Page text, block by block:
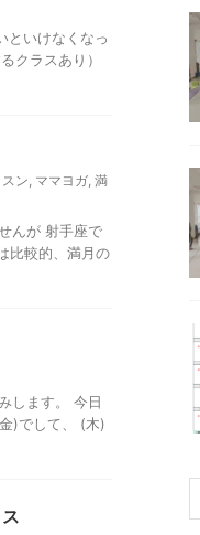
といけなくなっ
クラスあり）
ン, ママヨガ, 満
んが 射手座で
比較的、満月の
します。 今日
)でして、 (木)